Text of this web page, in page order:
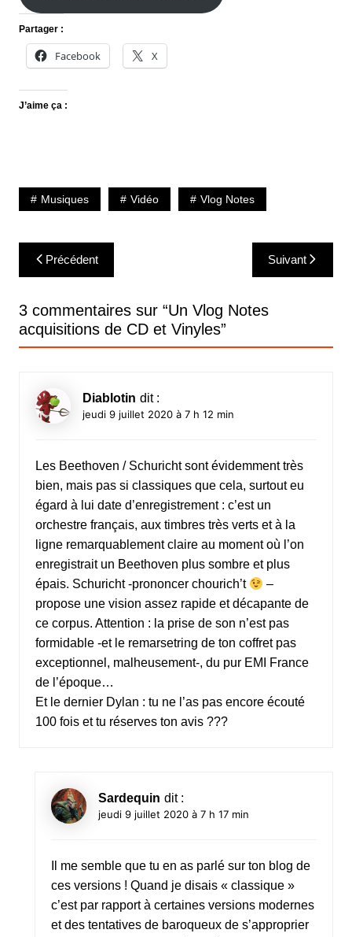
Partager :
Facebook X
J’aime ça :
Musiques Vidéo Vlog Notes
Navigation
de
l’article
Précédent Suivant
3 commentaires sur “Un Vlog Notes
acquisitions de CD et Vinyles”
Diablotin dit :
jeudi 9 juillet 2020 à 7 h 12 min
Les Beethoven / Schuricht sont évidemment très
bien, mais pas si classiques que cela, surtout eu
égard à lui date d’enregistrement : c’est un
orchestre français, aux timbres très verts et à la
ligne remarquablement claire au moment où l’on
enregistrait un Beethoven plus sombre et plus
épais. Schuricht -prononcer chourich’t
–
propose une vision assez rapide et décapante de
ce corpus. Attention : la prise de son n’est pas
formidable -et le remarsetring de ton coffret pas
exceptionnel, malheusement-, du pur EMI France
de l’époque…
Et le dernier Dylan : tu ne l’as pas encore écouté
100 fois et tu réserves ton avis ???
Sardequin dit :
jeudi 9 juillet 2020 à 7 h 17 min
Il me semble que tu en as parlé sur ton blog de
ces versions ! Quand je disais « classique »
c’est par rapport à certaines versions modernes
et des tentatives de baroqueux de s’approprier